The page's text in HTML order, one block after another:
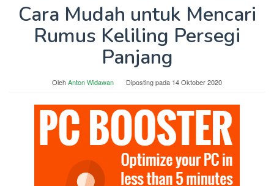
Cara Mudah untuk Mencari
Rumus Keliling Persegi
Panjang
OlehAnton Widawan Diposting pada 14 Oktober 2020